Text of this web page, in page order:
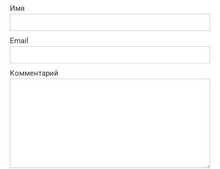
Имя
Email
Комментарий